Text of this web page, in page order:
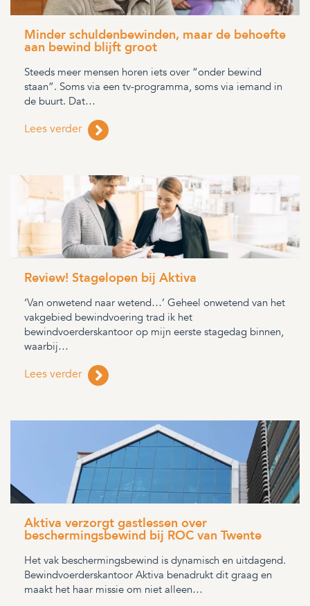
Minder schuldenbewinden, maar de behoefte
aan bewind blijft groot
Steeds meer mensen horen iets over “onder bewind
staan”. Soms via een tv-programma, soms via iemand in
de buurt. Dat…
Lees verder
Review! Stagelopen bij Aktiva
‘Van onwetend naar wetend…’ Geheel onwetend van het
vakgebied bewindvoering trad ik het
bewindvoerderskantoor op mijn eerste stagedag binnen,
waarbij…
Lees verder
Aktiva verzorgt gastlessen over
beschermingsbewind bij ROC van Twente
Het vak beschermingsbewind is dynamisch en uitdagend.
Bewindvoerderskantoor Aktiva benadrukt dit graag en
maakt het haar missie om niet alleen…